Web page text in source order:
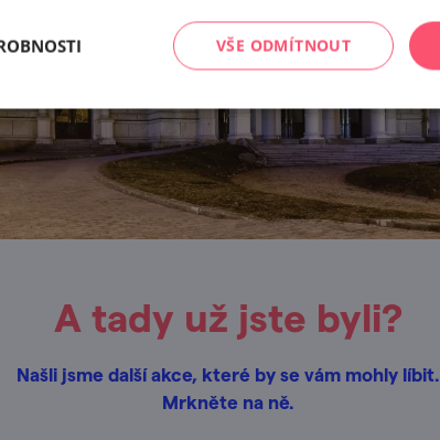
A tady už jste byli?
Našli jsme další akce, které by se vám mohly líbit.
Mrkněte na ně.
VŠE ODMÍTNOUT